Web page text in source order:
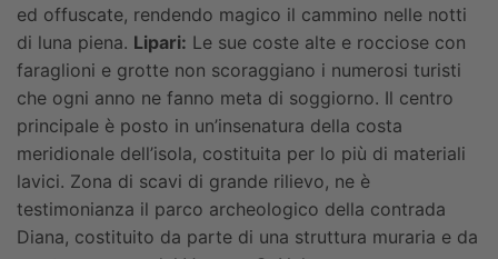
ed offuscate, rendendo magico il cammino nelle notti
di luna piena. Lipari: Le sue coste alte e rocciose con
faraglioni e grotte non scoraggiano i numerosi turisti
che ogni anno ne fanno meta di soggiorno. Il centro
principale è posto in un’insenatura della costa
meridionale dell’isola, costituita per lo più di materiali
lavici. Zona di scavi di grande rilievo, ne è
testimonianza il parco archeologico della contrada
Diana, costituito da parte di una struttura muraria e da